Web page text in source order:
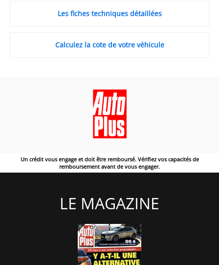
Les fiches techniques détaillées
Calculez la cote de votre véhicule
Un crédit vous engage et doit être remboursé. Vérifiez vos capacités de
remboursement avant de vous engager.
LE MAGAZINE